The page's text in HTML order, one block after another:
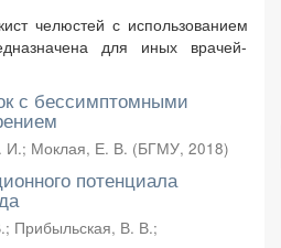
челюстей с использованием
для иных врачей-
с бессимптомными
И.; Моклая, Е. В. (БГМУ, 2018)
потенциала
; Прибыльская, В. В.;